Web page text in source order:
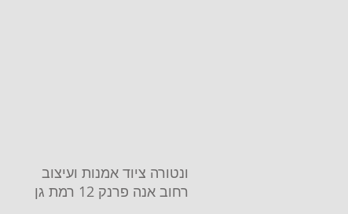
ונטורה ציוד אמנות ועיצוב
רחוב אנה פרנק 12 רמת גן